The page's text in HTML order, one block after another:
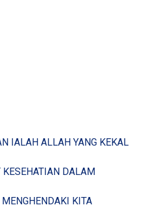
IALAH ALLAH YANG KEKAL
KESEHATIAN DALAM
KITA